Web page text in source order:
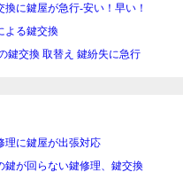
換に鍵屋が急行-安い！早い！
よる鍵交換
鍵交換 取替え 鍵紛失に急行
理に鍵屋が出張対応
鍵が回らない鍵修理、鍵交換